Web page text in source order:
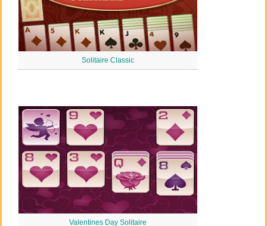
Solitaire Classic
Valentines Day Solitaire